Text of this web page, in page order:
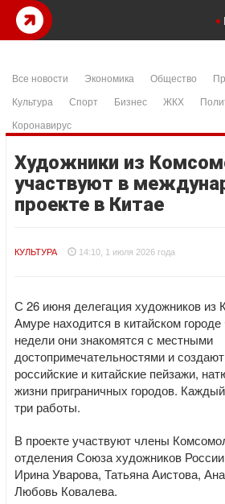
Все новости Экономика Общество
Культура
Спорт Бизнес ЖКХ
Коронавирус
Художники из
участвуют в
проекте в Китае
КУЛЬТУРА 14:10, 1 июля 2026 года
С 26 июня делегация художников из
Амуре находится в китайском
недели они знакомятся с местными
достопримечательностями и
российские и китайские пейзажи,
жизни приграничных городов.
три работы.
В проекте участвуют члены
отделения Союза художников
Ирина Уварова, Татьяна Аистова,
Любовь Ковалева.